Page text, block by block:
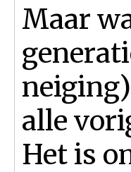
Maar
alle
Het is